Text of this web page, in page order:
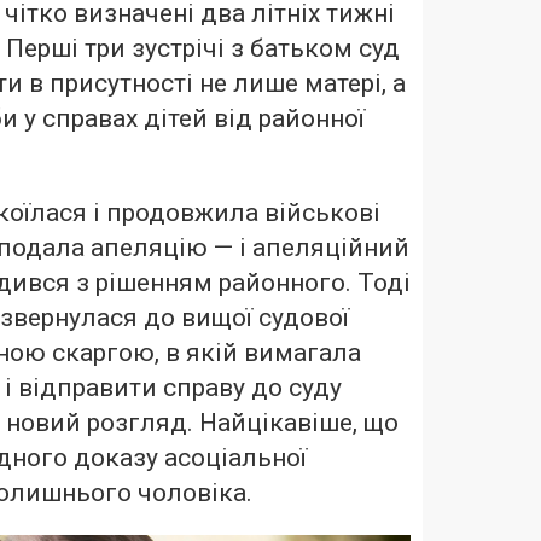
визначені два літніх тижні
три зустрічі з батьком суд
в присутності не лише матері, а
у справах дітей від районної
і продовжила військові
апеляцію — і апеляційний
з рішенням районного. Тоді
до вищої судової
скаргою, в якій вимагала
відправити справу до суду
новий розгляд. Найцікавіше, що
доказу асоціальної
чоловіка.